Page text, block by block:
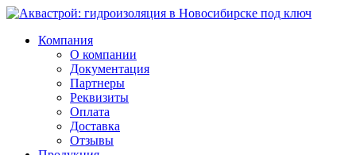
Компания
О компании
Документация
Партнеры
Реквизиты
Оплата
Доставка
Отзывы